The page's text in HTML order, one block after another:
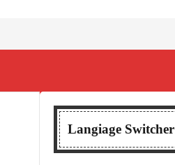
Langiage Switcher